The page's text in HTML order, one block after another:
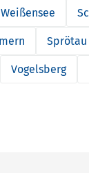
Weißensee
Sprötau
Vogelsberg